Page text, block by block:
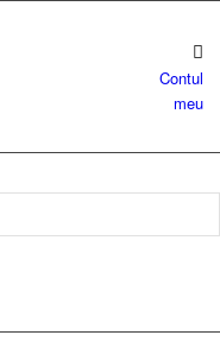
Contul
meu